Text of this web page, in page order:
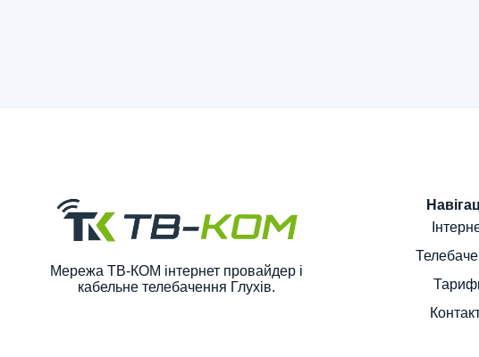
Мережа ТВ-КОМ інтернет провайдер і
кабельне телебачення Глухів.